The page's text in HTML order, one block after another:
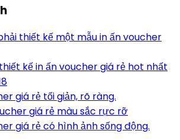
thiết kế một mẫu in ấn voucher
kế in ấn voucher giá rẻ hot nhất
giá rẻ tối giản, rõ ràng.
giá rẻ màu sắc rực rỡ
giá rẻ có hình ảnh sống động.